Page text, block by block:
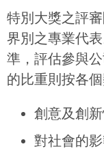
特別大獎之評
界別之專業代
準，評估參與
的比重則按各
創意及創
對社會的